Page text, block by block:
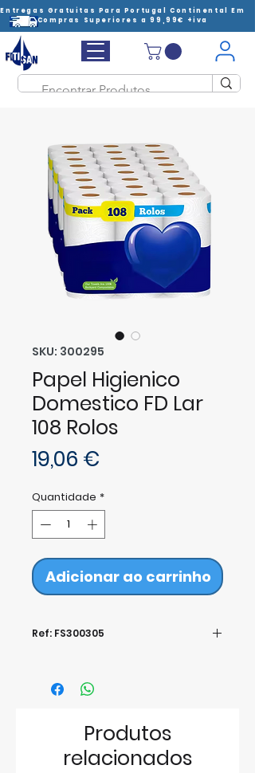
Entregas Gratuitas Para Portugal Continental Em
Compras Superiores a 99,99€ +iva
SKU: 300295
Papel Higienico
Domestico FD Lar
108 Rolos
19,06 €
Quantidade *
Adicionar ao carrinho
Ref: FS300305
Produtos
relacionados